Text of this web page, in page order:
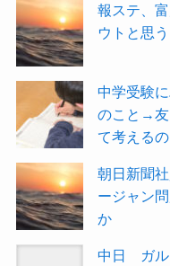
報ステ、
ウトと思う
中学受験
のこと→友
て考える
朝日新聞
ージャン
か
中日 ガル